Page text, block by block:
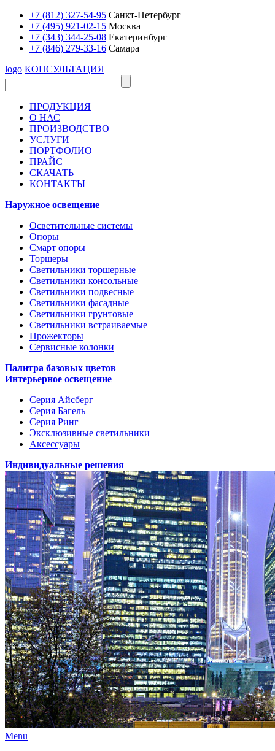
+7 (812) 327-54-95 Санкт-Петербург
+7 (495) 921-02-15 Москва
+7 (343) 344-25-08 Екатеринбург
+7 (846) 279-33-16 Самара
logo КОНСУЛЬТАЦИЯ
ПРОДУКЦИЯ
О НАС
ПРОИЗВОДСТВО
УСЛУГИ
ПОРТФОЛИО
ПРАЙС
СКАЧАТЬ
КОНТАКТЫ
Наружное освещение
Осветительные системы
Опоры
Смарт опоры
Торшеры
Светильники торшерные
Светильники консольные
Светильники подвесные
Светильники фасадные
Светильники грунтовые
Светильники встраиваемые
Прожекторы
Сервисные колонки
Палитра базовых цветов
Интерьерное освещение
Серия Айсберг
Серия Багель
Серия Ринг
Эксклюзивные светильники
Аксессуары
Индивидуальные решения
Menu